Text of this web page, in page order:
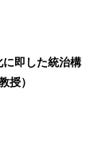
即した統治構
授）